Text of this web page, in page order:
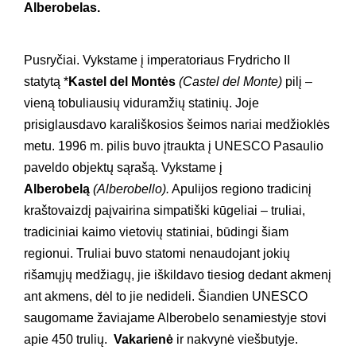
Alberobelas.
Pusryčiai. Vykstame į imperatoriaus Frydricho II
statytą *Kastel del Montės (Castel del Monte) pilį –
vieną tobuliausių viduramžių statinių. Joje
prisiglausdavo karališkosios šeimos nariai medžioklės
metu. 1996 m. pilis buvo įtraukta į UNESCO Pasaulio
paveldo objektų sąrašą. Vykstame į
Alberobelą (Alberobello). Apulijos regiono tradicinį
kraštovaizdį paįvairina simpatiški kūgeliai – truliai,
tradiciniai kaimo vietovių statiniai, būdingi šiam
regionui. Truliai buvo statomi nenaudojant jokių
rišamųjų medžiagų, jie iškildavo tiesiog dedant akmenį
ant akmens, dėl to jie nedideli. Šiandien UNESCO
saugomame žaviajame Alberobelo senamiestyje stovi
apie 450 trulių. Vakarienė ir nakvynė viešbutyje.